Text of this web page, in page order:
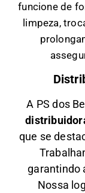
funcione de
limpeza,
A PS dos
que se
garantindo
Nossa